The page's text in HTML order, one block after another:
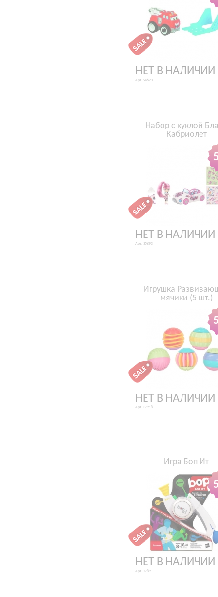
НЕТ В НАЛИЧИИ
Арт. 94623
Набор с куклой
Кабриолет
НЕТ В НАЛИЧИИ
Арт. 35893
Игрушка
мячики (5 шт.)
НЕТ В НАЛИЧИИ
Арт. 37918
Игра Боп Ит
НЕТ В НАЛИЧИИ
Арт. 7789